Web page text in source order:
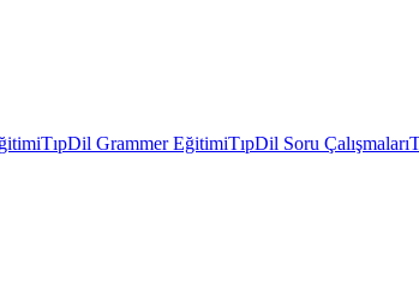
TıpDil Grammer EğitimiTıpDil Soru Çalışmaları